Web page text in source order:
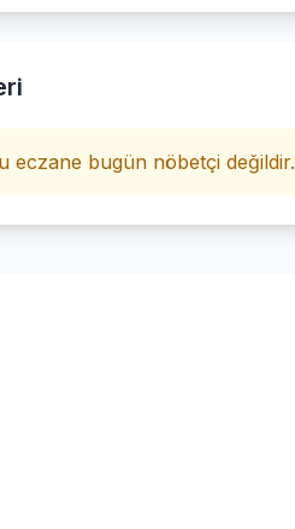
eczane bugün nöbetçi değildir.